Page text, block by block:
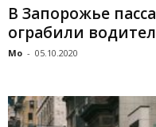
В Запорожье
ограбили
Mo - 05.10.2020